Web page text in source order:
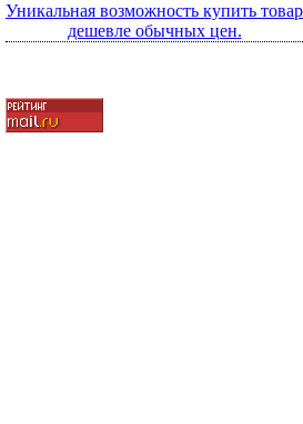
Уникальная возможность купить товар
дешевле обычных цен.